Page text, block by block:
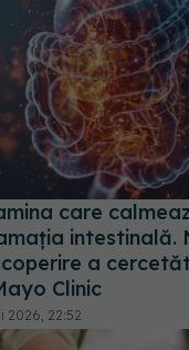
care
intestinală.
a
Clinic
2026, 22:52